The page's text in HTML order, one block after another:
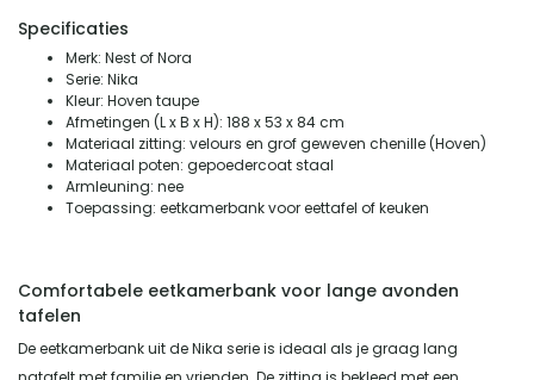
Specificaties
Merk: Nest of Nora
Serie: Nika
Kleur: Hoven taupe
Afmetingen (L x B x H): 188 x 53 x 84 cm
Materiaal zitting: velours en grof geweven chenille (Hoven)
Materiaal poten: gepoedercoat staal
Armleuning: nee
Toepassing: eetkamerbank voor eettafel of keuken
Comfortabele eetkamerbank voor lange avonden
tafelen
De eetkamerbank uit de Nika serie is ideaal als je graag lang